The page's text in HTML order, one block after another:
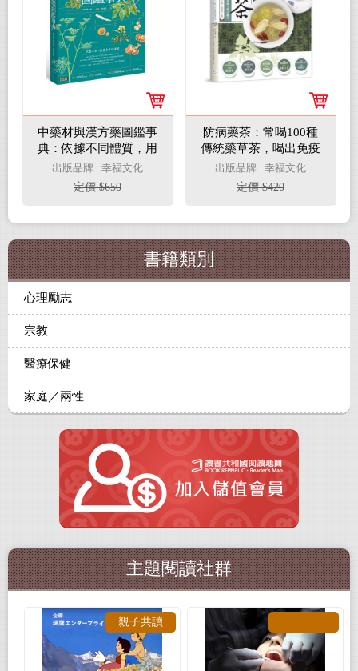
中藥材與漢方藥圖鑑事
典：依據不同體質，用
天然中藥材提高免疫力
出版品牌 : 幸福文化
定價 $650
防病藥茶：常喝100種
傳統藥草茶，喝出免疫
力與自癒力
出版品牌 : 幸福文化
定價 $420
書籍類別
心理勵志
宗教
醫療保健
家庭／兩性
主題閱讀社群
親子共讀